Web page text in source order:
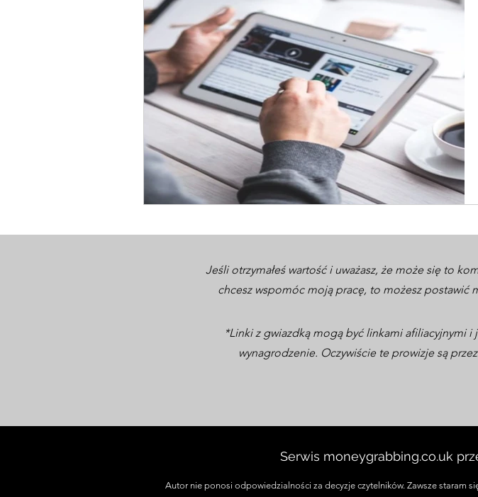
Jeśli otrzymałeś wartość i uważasz, że może się to
chcesz wspomóc moją pracę, to możesz postawić
*Linki z gwiazdką mogą być linkami afiliacyjnymi
wynagrodzenie. Oczywiście te prowizje są
Serwis moneygrabbing.co.uk
Autor nie ponosi odpowiedzialności za decyzje czytelników. Zawsze staram